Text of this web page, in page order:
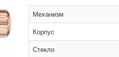
Механизм
Корпус
Стекло